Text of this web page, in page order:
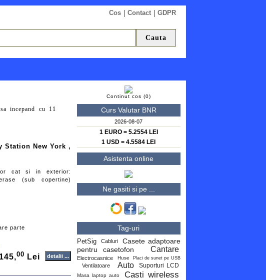
Cos | Contact | GDPR
incepand cu 11
Station New York ,
cat si in exterior:
(sub copertine)
parte
145,00 Lei
Continut cos (0)
Curs Valutar BNR
2026-08-07
1 EURO = 5.2554 LEI
1 USD = 4.5584 LEI
Asistenta online
Ne gasiti si pe ...
Tag-uri
PetSig Cabluri
Casete adaptoare
pentru casetofon
Cantare
Electrocasnice Huse Placi de sunet pe USB
Ventilatoare Auto Suporturi LCD
Masa laptop auto Casti wireless